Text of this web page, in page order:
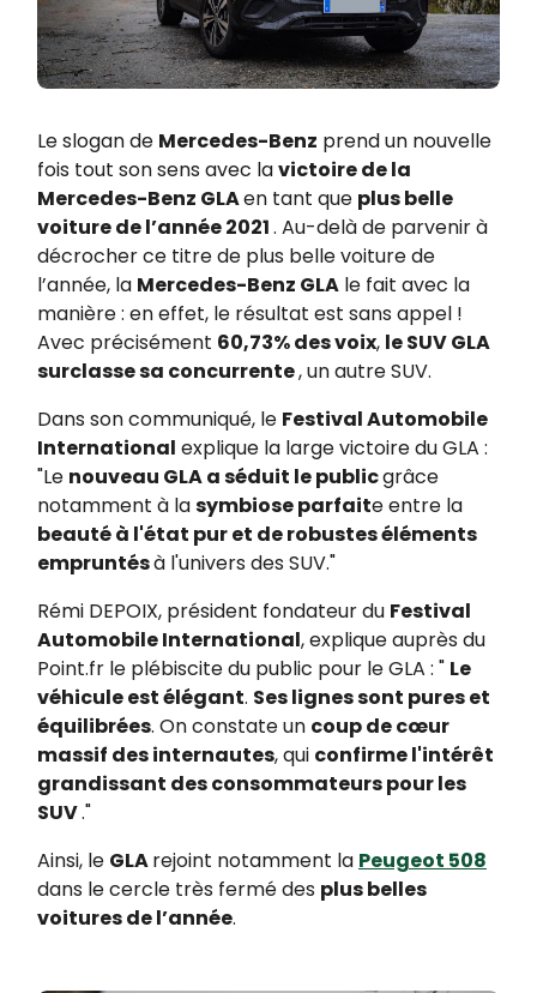
Le slogan de Mercedes-Benz prend un nouvelle
fois tout son sens avec lavictoire de la
Mercedes-Benz GLAen tant que plus belle
voiture de l’année 2021. Au-delà de parvenir à
décrocher ce titre de plus belle voiture de
l’année, la Mercedes-Benz GLA le fait avec la
manière : en effet, le résultat est sans appel !
Avec précisément 60,73% des voix, le SUV GLA
surclasse sa concurrente, un autre SUV.
Dans son communiqué, le Festival Automobile
International explique la large victoire du GLA :
"Le nouveau GLA a séduit le publicgrâce
notamment à lasymbiose parfaite entre la
beauté à l'état pur et de robustes éléments
empruntésà l'univers des SUV."
Rémi DEPOIX, président fondateur du Festival
Automobile International, explique auprès du
Point.fr le plébiscite du public pour le GLA : " Le
véhicule est élégant. Ses lignes sont pures et
équilibrées. On constate un coup de cœur
massif des internautes, qui confirme l'intérêt
grandissant des consommateurs pour les
SUV."
Ainsi, le GLArejoint notamment la Peugeot 508
dans le cercle très fermé des plus belles
voitures de l’année.